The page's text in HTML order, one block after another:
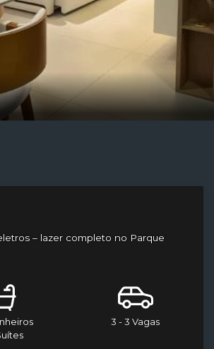
– lazer completo no Parque
3 - 3 Vagas